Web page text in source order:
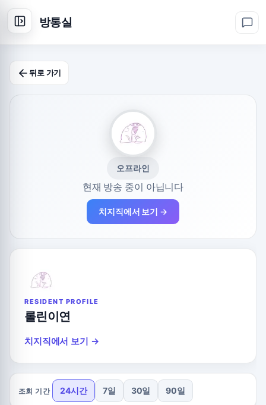
방통실
뒤로 가기
오프라인
현재 방송 중이 아닙니다
치지직에서 보기 →
RESIDENT PROFILE
롤린이연
치지직에서 보기 →
조회 기간 24시간 7일 30일 90일